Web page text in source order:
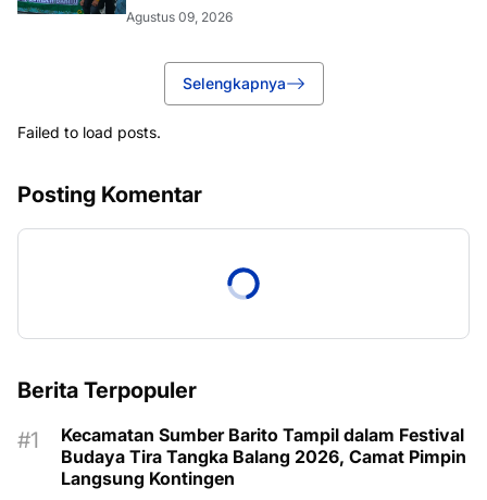
Agustus 09, 2026
Selengkapnya
Failed to load posts.
Posting Komentar
Berita Terpopuler
Kecamatan Sumber Barito Tampil dalam Festival
Budaya Tira Tangka Balang 2026, Camat Pimpin
Langsung Kontingen